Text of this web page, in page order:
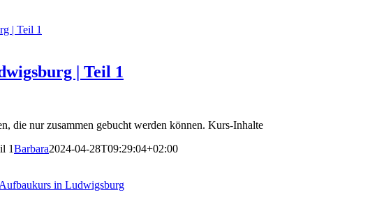
| Teil 1
| Teil 1
die nur zusammen gebucht werden können. Kurs-Inhalte
1Barbara2024-04-28T09:29:04+02:00
in Ludwigsburg